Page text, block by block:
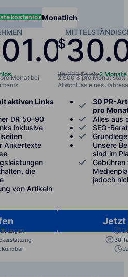
kostenlosMonatlich
1.000/
Monat bei
aktiven Links
DR 50–90
inklusive
Ankertexte
die
von Artikeln
kündbar
$
36.000 $/Jahr2
2.500 $ pro Monat
Abschluss eines
30 PR-
pro
Alles aus
SEO-
Unsere
sind im
jedoch
Jetzt
30-